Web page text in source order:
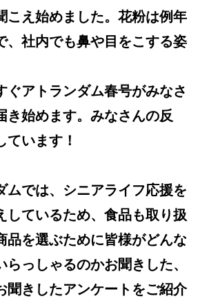
こえ始めました。花粉は例年
、社内でも鼻や目をこする姿
ぐアトランダム春号がみなさ
き始めます。みなさんの反
ています！
ムでは、シニアライフ応援を
しているため、食品も取り扱
品を選ぶために皆様がどんな
らっしゃるのかお聞きした、
聞きしたアンケートをご紹介